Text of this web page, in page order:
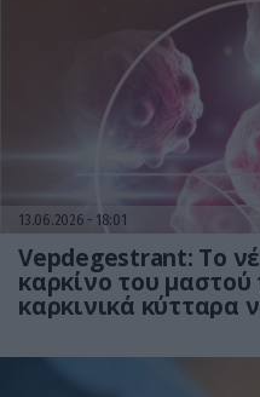
13.06.2026 18:01
Vepdegestrant: Το
καρκίνο του
καρκινικά κύτταρα